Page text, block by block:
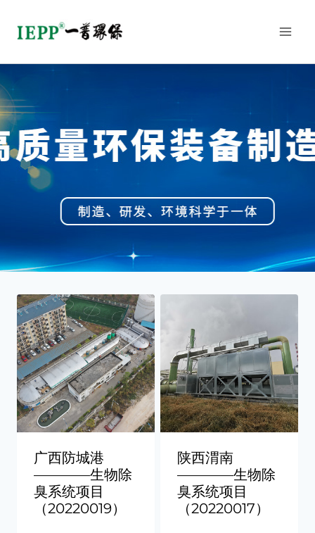
广西防城港
————生物除
臭系统项目
（20220019）
陕西渭南
————生物除
臭系统项目
（20220017）